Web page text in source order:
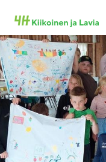
Siirry
sivun
sisältöön
Kiikoinen